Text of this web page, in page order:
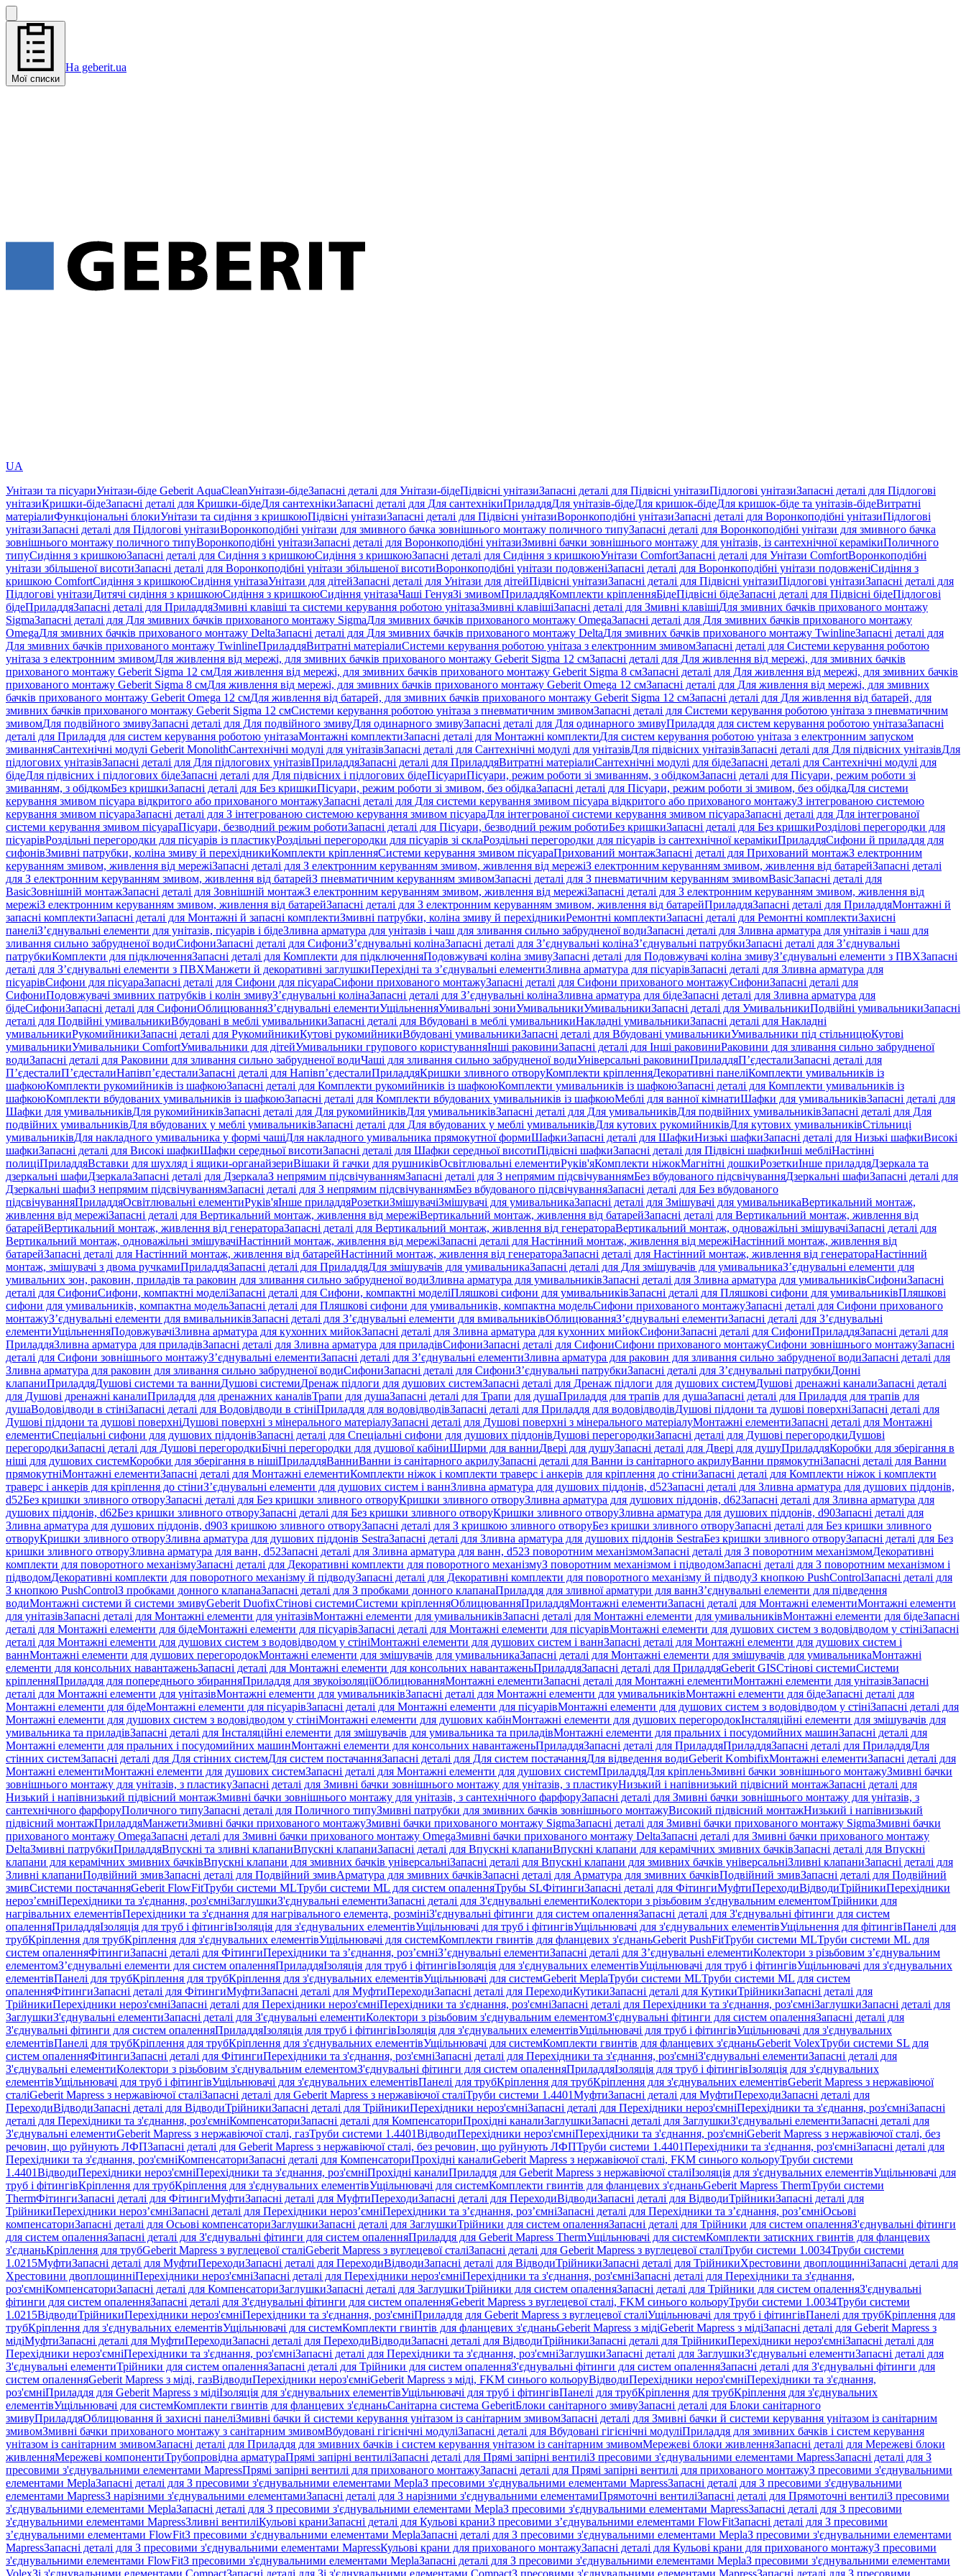
Мої списки
На geberit.ua
UA
Унітази та пісуариУнітази-біде Geberit AquaCleanУнітази-бідеЗапасні деталі для Унітази-бідеПідвісні унітазиЗапасні деталі для Підвісні унітазиПідлогові унітазиЗапасні деталі для Підлогові
унітазиКришки-бідеЗапасні деталі для Кришки-бідеДля сантехнікиЗапасні деталі для Для сантехнікиПриладдяДля унітазів-бідеДля кришок-бідеДля кришок-біде та унітазів-бідеВитратні
матеріалиФункціональні блокиУнітази та сидіння з кришкоюПідвісні унітазиЗапасні деталі для Підвісні унітазиВоронкоподібні унітазиЗапасні деталі для Воронкоподібні унітазиПідлогові
унітазиЗапасні деталі для Підлогові унітазиВоронкоподібні унітази для змивного бачка зовнішнього монтажу поличного типуЗапасні деталі для Воронкоподібні унітази для змивного бачка
зовнішнього монтажу поличного типуВоронкоподібні унітазиЗапасні деталі для Воронкоподібні унітазиЗмивні бачки зовнішнього монтажу для унітазів, із сантехнічної керамікиПоличного
типуСидіння з кришкоюЗапасні деталі для Сидіння з кришкоюСидіння з кришкоюЗапасні деталі для Сидіння з кришкоюУнітази ComfortЗапасні деталі для Унітази ComfortВоронкоподібні
унітази збільшеної висотиЗапасні деталі для Воронкоподібні унітази збільшеної висотиВоронкоподібні унітази подовженіЗапасні деталі для Воронкоподібні унітази подовженіСидіння з
кришкою ComfortСидіння з кришкоюСидіння унітазаУнітази для дітейЗапасні деталі для Унітази для дітейПідвісні унітазиЗапасні деталі для Підвісні унітазиПідлогові унітазиЗапасні деталі для
Підлогові унітазиДитячі сидіння з кришкоюСидіння з кришкоюСидіння унітазаЧаші ГенуяЗі змивомПриладдяКомплекти кріпленняБідеПідвісні бідеЗапасні деталі для Підвісні бідеПідлогові
бідеПриладдяЗапасні деталі для ПриладдяЗмивні клавіші та системи керування роботою унітазаЗмивні клавішіЗапасні деталі для Змивні клавішіДля змивних бачків прихованого монтажу
SigmaЗапасні деталі для Для змивних бачків прихованого монтажу SigmaДля змивних бачків прихованого монтажу OmegaЗапасні деталі для Для змивних бачків прихованого монтажу
OmegaДля змивних бачків прихованого монтажу DeltaЗапасні деталі для Для змивних бачків прихованого монтажу DeltaДля змивних бачків прихованого монтажу TwinlineЗапасні деталі для
Для змивних бачків прихованого монтажу TwinlineПриладдяВитратні матеріалиСистеми керування роботою унітаза з електронним змивомЗапасні деталі для Системи керування роботою
унітаза з електронним змивомДля живлення від мережі, для змивних бачків прихованого монтажу Geberit Sigma 12 смЗапасні деталі для Для живлення від мережі, для змивних бачків
прихованого монтажу Geberit Sigma 12 смДля живлення від мережі, для змивних бачків прихованого монтажу Geberit Sigma 8 смЗапасні деталі для Для живлення від мережі, для змивних бачків
прихованого монтажу Geberit Sigma 8 смДля живлення від мережі, для змивних бачків прихованого монтажу Geberit Omega 12 смЗапасні деталі для Для живлення від мережі, для змивних
бачків прихованого монтажу Geberit Omega 12 смДля живлення від батарей, для змивних бачків прихованого монтажу Geberit Sigma 12 смЗапасні деталі для Для живлення від батарей, для
змивних бачків прихованого монтажу Geberit Sigma 12 смСистеми керування роботою унітаза з пневматичним змивомЗапасні деталі для Системи керування роботою унітаза з пневматичним
змивомДля подвійного змивуЗапасні деталі для Для подвійного змивуДля одинарного змивуЗапасні деталі для Для одинарного змивуПриладдя для систем керування роботою унітазаЗапасні
деталі для Приладдя для систем керування роботою унітазаМонтажні комплектиЗапасні деталі для Монтажні комплектиДля систем керування роботою унітаза з електронним запуском
змиванняСантехнічні модулі Geberit MonolithСантехнічні модулі для унітазівЗапасні деталі для Сантехнічні модулі для унітазівДля підвісних унітазівЗапасні деталі для Для підвісних унітазівДля
підлогових унітазівЗапасні деталі для Для підлогових унітазівПриладдяЗапасні деталі для ПриладдяВитратні матеріалиСантехнічні модулі для бідеЗапасні деталі для Сантехнічні модулі для
бідеДля підвісних і підлогових бідеЗапасні деталі для Для підвісних і підлогових бідеПісуариПісуари, режим роботи зі змиванням, з обідкомЗапасні деталі для Пісуари, режим роботи зі
змиванням, з обідкомБез кришкиЗапасні деталі для Без кришкиПісуари, режим роботи зі змивом, без обідкаЗапасні деталі для Пісуари, режим роботи зі змивом, без обідкаДля системи
керування змивом пісуара відкритого або прихованого монтажуЗапасні деталі для Для системи керування змивом пісуара відкритого або прихованого монтажуЗ інтегрованою системою
керування змивом пісуараЗапасні деталі для З інтегрованою системою керування змивом пісуараДля інтегрованої системи керування змивом пісуараЗапасні деталі для Для інтегрованої
системи керування змивом пісуараПісуари, безводний режим роботиЗапасні деталі для Пісуари, безводний режим роботиБез кришкиЗапасні деталі для Без кришкиРозділові перегородки для
пісуарівРоздільні перегородки для пісуарів із пластикуРоздільні перегородки для пісуарів зі склаРоздільні перегородки для пісуарів із сантехнічної керамікиПриладдяСифони й приладдя для
сифонівЗмивні патрубки, коліна змиву й перехідникиКомплекти кріпленняСистеми керування змивом пісуараПрихований монтажЗапасні деталі для Прихований монтажЗ електронним
керуванням змивом, живлення від мережіЗапасні деталі для З електронним керуванням змивом, живлення від мережіЗ електронним керуванням змивом, живлення від батарейЗапасні деталі
для З електронним керуванням змивом, живлення від батарейЗ пневматичним керуванням змивомЗапасні деталі для З пневматичним керуванням змивомBasicЗапасні деталі для
BasicЗовнішній монтажЗапасні деталі для Зовнішній монтажЗ електронним керуванням змивом, живлення від мережіЗапасні деталі для З електронним керуванням змивом, живлення від
мережіЗ електронним керуванням змивом, живлення від батарейЗапасні деталі для З електронним керуванням змивом, живлення від батарейПриладдяЗапасні деталі для ПриладдяМонтажні й
запасні комплектиЗапасні деталі для Монтажні й запасні комплектиЗмивні патрубки, коліна змиву й перехідникиРемонтні комплектиЗапасні деталі для Ремонтні комплектиЗахисні
панеліЗ’єднувальні елементи для унітазів, пісуарів і бідеЗливна арматура для унітазів і чаш для зливання сильно забрудненої водиЗапасні деталі для Зливна арматура для унітазів і чаш для
зливання сильно забрудненої водиСифониЗапасні деталі для СифониЗ’єднувальні колінаЗапасні деталі для З’єднувальні колінаЗ’єднувальні патрубкиЗапасні деталі для З’єднувальні
патрубкиКомплекти для підключенняЗапасні деталі для Комплекти для підключенняПодовжувачі коліна змивуЗапасні деталі для Подовжувачі коліна змивуЗ’єднувальні елементи з ПВХЗапасні
деталі для З’єднувальні елементи з ПВХМанжети й декоративні заглушкиПерехідні та з’єднувальні елементиЗливна арматура для пісуарівЗапасні деталі для Зливна арматура для
пісуарівСифони для пісуараЗапасні деталі для Сифони для пісуараСифони прихованого монтажуЗапасні деталі для Сифони прихованого монтажуСифониЗапасні деталі для
СифониПодовжувачі змивних патрубків і колін змивуЗ’єднувальні колінаЗапасні деталі для З’єднувальні колінаЗливна арматура для бідеЗапасні деталі для Зливна арматура для
бідеСифониЗапасні деталі для СифониОблицюванняЗ’єднувальні елементиУщільненняУмивальні зониУмивальникиУмивальникиЗапасні деталі для УмивальникиПодвійні умивальникиЗапасні
деталі для Подвійні умивальникиВбудовані в меблі умивальникиЗапасні деталі для Вбудовані в меблі умивальникиНакладні умивальникиЗапасні деталі для Накладні
умивальникиРукомийникиЗапасні деталі для РукомийникиКутові рукомийникиВбудовані умивальникиЗапасні деталі для Вбудовані умивальникиУмивальники під стільницюКутові
умивальникиУмивальники ComfortУмивальники для дітейУмивальники групового користуванняІнші раковиниЗапасні деталі для Інші раковиниРаковини для зливання сильно забрудненої
водиЗапасні деталі для Раковини для зливання сильно забрудненої водиЧаші для зливання сильно забрудненої водиУніверсальні раковиниПриладдяП’єдесталиЗапасні деталі для
П’єдесталиП’єдесталиНапівп’єдесталиЗапасні деталі для Напівп’єдесталиПриладдяКришки зливного отворуКомплекти кріпленняДекоративні панеліКомплекти умивальників із
шафкоюКомплекти рукомийників із шафкоюЗапасні деталі для Комплекти рукомийників із шафкоюКомплекти умивальників із шафкоюЗапасні деталі для Комплекти умивальників із
шафкоюКомплекти вбудованих умивальників із шафкоюЗапасні деталі для Комплекти вбудованих умивальників із шафкоюМеблі для ванної кімнатиШафки для умивальниківЗапасні деталі для
Шафки для умивальниківДля рукомийниківЗапасні деталі для Для рукомийниківДля умивальниківЗапасні деталі для Для умивальниківДля подвійних умивальниківЗапасні деталі для Для
подвійних умивальниківДля вбудованих у меблі умивальниківЗапасні деталі для Для вбудованих у меблі умивальниківДля кутових рукомийниківДля кутових умивальниківСтільниці
умивальниківДля накладного умивальника у формі чашіДля накладного умивальника прямокутної формиШафкиЗапасні деталі для ШафкиНизькі шафкиЗапасні деталі для Низькі шафкиВисокі
шафкиЗапасні деталі для Високі шафкиШафки середньої висотиЗапасні деталі для Шафки середньої висотиПідвісні шафкиЗапасні деталі для Підвісні шафкиІнші мебліНастінні
полиціПриладдяВставки для шухляд і ящики-органайзериВішаки й гачки для рушниківОсвітлювальні елементиРуків'яКомплекти ніжокМагнітні дошкиРозеткиІнше приладдяДзеркала та
дзеркальні шафиДзеркалаЗапасні деталі для ДзеркалаЗ непрямим підсвічуваннямЗапасні деталі для З непрямим підсвічуваннямБез вбудованого підсвічуванняДзеркальні шафиЗапасні деталі для
Дзеркальні шафиЗ непрямим підсвічуваннямЗапасні деталі для З непрямим підсвічуваннямБез вбудованого підсвічуванняЗапасні деталі для Без вбудованого
підсвічуванняПриладдяОсвітлювальні елементиРуків'яІнше приладдяРозеткиЗмішувачіЗмішувачі для умивальникаЗапасні деталі для Змішувачі для умивальникаВертикальний монтаж,
живлення від мережіЗапасні деталі для Вертикальний монтаж, живлення від мережіВертикальний монтаж, живлення від батарейЗапасні деталі для Вертикальний монтаж, живлення від
батарейВертикальний монтаж, живлення від генератораЗапасні деталі для Вертикальний монтаж, живлення від генератораВертикальний монтаж, одноважільні змішувачіЗапасні деталі для
Вертикальний монтаж, одноважільні змішувачіНастінний монтаж, живлення від мережіЗапасні деталі для Настінний монтаж, живлення від мережіНастінний монтаж, живлення від
батарейЗапасні деталі для Настінний монтаж, живлення від батарейНастінний монтаж, живлення від генератораЗапасні деталі для Настінний монтаж, живлення від генератораНастінний
монтаж, змішувачі з двома ручкамиПриладдяЗапасні деталі для ПриладдяДля змішувачів для умивальникаЗапасні деталі для Для змішувачів для умивальникаЗ’єднувальні елементи для
умивальних зон, раковин, приладів та раковин для зливання сильно забрудненої водиЗливна арматура для умивальниківЗапасні деталі для Зливна арматура для умивальниківСифониЗапасні
деталі для СифониСифони, компактні моделіЗапасні деталі для Сифони, компактні моделіПляшкові сифони для умивальниківЗапасні деталі для Пляшкові сифони для умивальниківПляшкові
сифони для умивальників, компактна модельЗапасні деталі для Пляшкові сифони для умивальників, компактна модельСифони прихованого монтажуЗапасні деталі для Сифони прихованого
монтажуЗ’єднувальні елементи для вмивальниківЗапасні деталі для З’єднувальні елементи для вмивальниківОблицюванняЗ’єднувальні елементиЗапасні деталі для З’єднувальні
елементиУщільненняПодовжувачіЗливна арматура для кухонних мийокЗапасні деталі для Зливна арматура для кухонних мийокСифониЗапасні деталі для СифониПриладдяЗапасні деталі для
ПриладдяЗливна арматура для приладівЗапасні деталі для Зливна арматура для приладівСифониЗапасні деталі для СифониСифони прихованого монтажуСифони зовнішнього монтажуЗапасні
деталі для Сифони зовнішнього монтажуЗ’єднувальні елементиЗапасні деталі для З’єднувальні елементиЗливна арматура для раковин для зливання сильно забрудненої водиЗапасні деталі для
Зливна арматура для раковин для зливання сильно забрудненої водиСифониЗапасні деталі для СифониЗ’єднувальні патрубкиЗапасні деталі для З’єднувальні патрубкиДонні
клапаниПриладдяДушові системи та ванниДушові системиДренаж підлоги для душових системЗапасні деталі для Дренаж підлоги для душових системДушові дренажні каналиЗапасні деталі
для Душові дренажні каналиПриладдя для дренажних каналівТрапи для душаЗапасні деталі для Трапи для душаПриладдя для трапів для душаЗапасні деталі для Приладдя для трапів для
душаВодовідводи в стініЗапасні деталі для Водовідводи в стініПриладдя для водовідводівЗапасні деталі для Приладдя для водовідводівДушові піддони та душові поверхніЗапасні деталі для
Душові піддони та душові поверхніДушові поверхні з мінерального матеріалуЗапасні деталі для Душові поверхні з мінерального матеріалуМонтажні елементиЗапасні деталі для Монтажні
елементиСпеціальні сифони для душових піддонівЗапасні деталі для Спеціальні сифони для душових піддонівДушові перегородкиЗапасні деталі для Душові перегородкиДушові
перегородкиЗапасні деталі для Душові перегородкиБічні перегородки для душової кабіниШирми для ванниДвері для душуЗапасні деталі для Двері для душуПриладдяКоробки для зберігання в
ніші для душових системКоробки для зберігання в нішіПриладдяВанниВанни із санітарного акрилуЗапасні деталі для Ванни із санітарного акрилуВанни прямокутніЗапасні деталі для Ванни
прямокутніМонтажні елементиЗапасні деталі для Монтажні елементиКомплекти ніжок і комплекти траверс і анкерів для кріплення до стіниЗапасні деталі для Комплекти ніжок і комплекти
траверс і анкерів для кріплення до стіниЗ’єднувальні елементи для душових систем і ваннЗливна арматура для душових піддонів, d52Запасні деталі для Зливна арматура для душових піддонів,
d52Без кришки зливного отворуЗапасні деталі для Без кришки зливного отворуКришки зливного отворуЗливна арматура для душових піддонів, d62Запасні деталі для Зливна арматура для
душових піддонів, d62Без кришки зливного отворуЗапасні деталі для Без кришки зливного отворуКришки зливного отворуЗливна арматура для душових піддонів, d90Запасні деталі для
Зливна арматура для душових піддонів, d90З кришкою зливного отворуЗапасні деталі для З кришкою зливного отворуБез кришки зливного отворуЗапасні деталі для Без кришки зливного
отворуКришки зливного отворуЗливна арматура для душових піддонів SestraЗапасні деталі для Зливна арматура для душових піддонів SestraБез кришки зливного отворуЗапасні деталі для Без
кришки зливного отворуЗливна арматура для ванн, d52Запасні деталі для Зливна арматура для ванн, d52З поворотним механізмомЗапасні деталі для З поворотним механізмомДекоративні
комплекти для поворотного механізмуЗапасні деталі для Декоративні комплекти для поворотного механізмуЗ поворотним механізмом і підводомЗапасні деталі для З поворотним механізмом і
підводомДекоративні комплекти для поворотного механізму й підводуЗапасні деталі для Декоративні комплекти для поворотного механізму й підводуЗ кнопкою PushControlЗапасні деталі для
З кнопкою PushControlЗ пробками донного клапанаЗапасні деталі для З пробками донного клапанаПриладдя для зливної арматури для ваннЗ’єднувальні елементи для підведення
водиМонтажні системи й системи змивуGeberit DuofixСтінові системиСистеми кріпленняОблицюванняПриладдяМонтажні елементиЗапасні деталі для Монтажні елементиМонтажні елементи
для унітазівЗапасні деталі для Монтажні елементи для унітазівМонтажні елементи для умивальниківЗапасні деталі для Монтажні елементи для умивальниківМонтажні елементи для бідеЗапасні
деталі для Монтажні елементи для бідеМонтажні елементи для пісуарівЗапасні деталі для Монтажні елементи для пісуарівМонтажні елементи для душових систем з водовідводом у стініЗапасні
деталі для Монтажні елементи для душових систем з водовідводом у стініМонтажні елементи для душових систем і ваннЗапасні деталі для Монтажні елементи для душових систем і
ваннМонтажні елементи для душових перегородокМонтажні елементи для змішувачів для умивальникаЗапасні деталі для Монтажні елементи для змішувачів для умивальникаМонтажні
елементи для консольних навантаженьЗапасні деталі для Монтажні елементи для консольних навантаженьПриладдяЗапасні деталі для ПриладдяGeberit GISСтінові системиСистеми
кріпленняПриладдя для попереднього збиранняПриладдя для звукоізоляціїОблицюванняМонтажні елементиЗапасні деталі для Монтажні елементиМонтажні елементи для унітазівЗапасні
деталі для Монтажні елементи для унітазівМонтажні елементи для умивальниківЗапасні деталі для Монтажні елементи для умивальниківМонтажні елементи для бідеЗапасні деталі для
Монтажні елементи для бідеМонтажні елементи для пісуарівЗапасні деталі для Монтажні елементи для пісуарівМонтажні елементи для душових систем з водовідводом у стініЗапасні деталі для
Монтажні елементи для душових систем з водовідводом у стініМонтажні елементи для душових кабінМонтажні елементи для душових перегородокІнсталяційні елементи для змішувачів для
умивальника та приладівЗапасні деталі для Інсталяційні елементи для змішувачів для умивальника та приладівМонтажні елементи для пральних і посудомийних машинЗапасні деталі для
Монтажні елементи для пральних і посудомийних машинМонтажні елементи для консольних навантаженьПриладдяЗапасні деталі для ПриладдяПриладдяЗапасні деталі для ПриладдяДля
стінних системЗапасні деталі для Для стінних системДля систем постачанняЗапасні деталі для Для систем постачанняДля відведення водиGeberit KombifixМонтажні елементиЗапасні деталі для
Монтажні елементиМонтажні елементи для душових системЗапасні деталі для Монтажні елементи для душових системПриладдяДля кріпленьЗмивні бачки зовнішнього монтажуЗмивні бачки
зовнішнього монтажу для унітазів, з пластикуЗапасні деталі для Змивні бачки зовнішнього монтажу для унітазів, з пластикуНизький і напівнизький підвісний монтажЗапасні деталі для
Низький і напівнизький підвісний монтажЗмивні бачки зовнішнього монтажу для унітазів, з сантехнічного фарфоруЗапасні деталі для Змивні бачки зовнішнього монтажу для унітазів, з
сантехнічного фарфоруПоличного типуЗапасні деталі для Поличного типуЗмивні патрубки для змивних бачків зовнішнього монтажуВисокий підвісний монтажНизький і напівнизький
підвісний монтажПриладдяМанжетиЗмивні бачки прихованого монтажуЗмивні бачки прихованого монтажу SigmaЗапасні деталі для Змивні бачки прихованого монтажу SigmaЗмивні бачки
прихованого монтажу OmegaЗапасні деталі для Змивні бачки прихованого монтажу OmegaЗмивні бачки прихованого монтажу DeltaЗапасні деталі для Змивні бачки прихованого монтажу
DeltaЗмивні патрубкиПриладдяВпускні та зливні клапаниВпускні клапаниЗапасні деталі для Впускні клапаниВпускні клапани для керамічних змивних бачківЗапасні деталі для Впускні
клапани для керамічних змивних бачківВпускні клапани для змивних бачків універсальніЗапасні деталі для Впускні клапани для змивних бачків універсальніЗливні клапаниЗапасні деталі для
Зливні клапаниПодвійний змивЗапасні деталі для Подвійний змивАрматура для змивних бачкiвЗапасні деталі для Арматура для змивних бачкiвПодвійний змивЗапасні деталі для Подвійний
змивСистеми постачанняGeberit FlowFitТруби системи MLТруби системи ML для систем опаленняТрубы SLФітингиЗапасні деталі для ФітингиМуфтиПереходиВідводиТрійникиПерехідники
нероз’ємніПерехідники та з'єднання, роз'ємніЗаглушкиЗ'єднувальні елементиЗапасні деталі для З'єднувальні елементиКолектори з різьбовим з'єднувальним елементомТрійники для
нагрівальних елементівПерехідники та з'єднання для нагрівального елемента, розмініЗ'єднувальні фітинги для систем опаленняЗапасні деталі для З'єднувальні фітинги для систем
опаленняПриладдяІзоляція для труб і фітингівІзоляція для з'єднувальних елементівУщільнювачі для труб і фітингівУщільнювачі для з'єднувальних елементівУщільнення для фітингівПанелі для
трубКріплення для трубКріплення для з'єднувальних елементівУщільнювачі для системКомплекти гвинтів для фланцевих з'єднаньGeberit PushFitТруби системи MLТруби системи ML для
систем опаленняФітингиЗапасні деталі для ФітингиПерехідники та з’єднання, роз’ємніЗ’єднувальні елементиЗапасні деталі для З’єднувальні елементиКолектори з різьбовим з’єднувальним
елементомЗ’єднувальні елементи для систем опаленняПриладдяІзоляція для труб і фітингівІзоляція для з'єднувальних елементівУщільнювачі для труб і фітингівУщільнювачі для з'єднувальних
елементівПанелі для трубКріплення для трубКріплення для з'єднувальних елементівУщільнювачі для системGeberit MeplaТруби системи MLТруби системи ML для систем
опаленняФітингиЗапасні деталі для ФітингиМуфтиЗапасні деталі для МуфтиПереходиЗапасні деталі для ПереходиКутикиЗапасні деталі для КутикиТрійникиЗапасні деталі для
ТрійникиПерехідники нероз'ємніЗапасні деталі для Перехідники нероз'ємніПерехідники та з'єднання, роз'ємніЗапасні деталі для Перехідники та з'єднання, роз'ємніЗаглушкиЗапасні деталі для
ЗаглушкиЗ'єднувальні елементиЗапасні деталі для З'єднувальні елементиКолектори з різьбовим з'єднувальним елементомЗ'єднувальні фітинги для систем опаленняЗапасні деталі для
З'єднувальні фітинги для систем опаленняПриладдяІзоляція для труб і фітингівІзоляція для з'єднувальних елементівУщільнювачі для труб і фітингівУщільнювачі для з'єднувальних
елементівПанелі для трубКріплення для трубКріплення для з'єднувальних елементівУщільнювачі для системКомплекти гвинтів для фланцевих з'єднаньGeberit VolexТруби системи SL для
систем опаленняФітингиЗапасні деталі для ФітингиПерехідники та з'єднання, роз'ємніЗапасні деталі для Перехідники та з'єднання, роз'ємніЗ'єднувальні елементиЗапасні деталі для
З'єднувальні елементиКолектори з різьбовим з'єднувальним елементомЗ'єднувальні фітинги для систем опаленняПриладдяІзоляція для труб і фітингівІзоляція для з'єднувальних
елементівУщільнювачі для труб і фітингівУщільнювачі для з'єднувальних елементівПанелі для трубКріплення для трубКріплення для з'єднувальних елементівGeberit Mapress з нержавіючої
сталіGeberit Mapress з нержавіючої сталіЗапасні деталі для Geberit Mapress з нержавіючої сталіТруби системи 1.4401МуфтиЗапасні деталі для МуфтиПереходиЗапасні деталі для
ПереходиВідводиЗапасні деталі для ВідводиТрійникиЗапасні деталі для ТрійникиПерехідники нероз'ємніЗапасні деталі для Перехідники нероз'ємніПерехідники та з'єднання, роз'ємніЗапасні
деталі для Перехідники та з'єднання, роз'ємніКомпенсаториЗапасні деталі для КомпенсаториПрохідні каналиЗаглушкиЗапасні деталі для ЗаглушкиЗ'єднувальні елементиЗапасні деталі для
З'єднувальні елементиGeberit Mapress з нержавіючої сталі, газТруби системи 1.4401ВідводиПерехідники нероз'ємніПерехідники та з'єднання, роз'ємніGeberit Mapress з нержавіючої сталі, без
речовин, що руйнують ЛФПЗапасні деталі для Geberit Mapress з нержавіючої сталі, без речовин, що руйнують ЛФПТруби системи 1.4401Перехідники та з'єднання, роз'ємніЗапасні деталі для
Перехідники та з'єднання, роз'ємніКомпенсаториЗапасні деталі для КомпенсаториПрохідні каналиGeberit Mapress з нержавіючої сталі, FKM синього кольоруТруби системи
1.4401ВідводиПерехідники нероз'ємніПерехідники та з'єднання, роз'ємніПрохідні каналиПриладдя для Geberit Mapress з нержавіючої сталіІзоляція для з'єднувальних елементівУщільнювачі для
труб і фітингівКріплення для трубКріплення для з'єднувальних елементівУщільнювачі для системКомплекти гвинтів для фланцевих з'єднаньGeberit Mapress ThermТруби системи
ThermФітингиЗапасні деталі для ФітингиМуфтиЗапасні деталі для МуфтиПереходиЗапасні деталі для ПереходиВідводиЗапасні деталі для ВідводиТрійникиЗапасні деталі для
ТрійникиПерехідники нероз’ємніЗапасні деталі для Перехідники нероз’ємніПерехідники та з’єднання, роз’ємніЗапасні деталі для Перехідники та з’єднання, роз’ємніОсьові
компенсаториЗапасні деталі для Осьові компенсаториЗаглушкиЗапасні деталі для ЗаглушкиТрійники для систем опаленняЗапасні деталі для Трійники для систем опаленняЗ'єднувальні фітинги
для систем опаленняЗапасні деталі для З'єднувальні фітинги для систем опаленняПриладдя для Geberit Mapress ThermУщільнювачі для системКомплекти затискних гвинтів для фланцевих
з'єднаньКріплення для трубGeberit Mapress з вуглецевої сталіGeberit Mapress з вуглецевої сталіЗапасні деталі для Geberit Mapress з вуглецевої сталіТруби системи 1.0034Труби системи
1.0215МуфтиЗапасні деталі для МуфтиПереходиЗапасні деталі для ПереходиВідводиЗапасні деталі для ВідводиТрійникиЗапасні деталі для ТрійникиХрестовини двоплощинніЗапасні деталі для
Хрестовини двоплощинніПерехідники нероз'ємніЗапасні деталі для Перехідники нероз'ємніПерехідники та з'єднання, роз'ємніЗапасні деталі для Перехідники та з'єднання,
роз'ємніКомпенсаториЗапасні деталі для КомпенсаториЗаглушкиЗапасні деталі для ЗаглушкиТрійники для систем опаленняЗапасні деталі для Трійники для систем опаленняЗ'єднувальні
фітинги для систем опаленняЗапасні деталі для З'єднувальні фітинги для систем опаленняGeberit Mapress з вуглецевої сталі, FKM синього кольоруТруби системи 1.0034Труби системи
1.0215ВідводиТрійникиПерехідники нероз'ємніПерехідники та з'єднання, роз'ємніПриладдя для Geberit Mapress з вуглецевої сталіУщільнювачі для труб і фітингівПанелі для трубКріплення для
трубКріплення для з'єднувальних елементівУщільнювачі для системКомплекти гвинтів для фланцевих з'єднаньGeberit Mapress з мідіGeberit Mapress з мідіЗапасні деталі для Geberit Mapress з
мідіМуфтиЗапасні деталі для МуфтиПереходиЗапасні деталі для ПереходиВідводиЗапасні деталі для ВідводиТрійникиЗапасні деталі для ТрійникиПерехідники нероз'ємніЗапасні деталі для
Перехідники нероз'ємніПерехідники та з'єднання, роз'ємніЗапасні деталі для Перехідники та з'єднання, роз'ємніЗаглушкиЗапасні деталі для ЗаглушкиЗ'єднувальні елементиЗапасні деталі для
З'єднувальні елементиТрійники для систем опаленняЗапасні деталі для Трійники для систем опаленняЗ'єднувальні фітинги для систем опаленняЗапасні деталі для З'єднувальні фітинги для
систем опаленняGeberit Mapress з міді, газВідводиПерехідники нероз'ємніGeberit Mapress з міді, FKM синього кольоруВідводиПерехідники нероз'ємніПерехідники та з'єднання,
роз'ємніПриладдя для Geberit Mapress з мідіІзоляція для з'єднувальних елементівУщільнювачі для труб і фітингівПанелі для трубКріплення для трубКріплення для з'єднувальних
елементівУщільнювачі для системКомплекти гвинтів для фланцевих з'єднаньСанітарна система GeberitБлоки санітарного змивуЗапасні деталі для Блоки санітарного
змивуПриладдяОблицювання й захисні панеліЗмивні бачки й системи керування унітазом із санітарним змивомЗапасні деталі для Змивні бачки й системи керування унітазом із санітарним
змивомЗмивні бачки прихованого монтажу з санітарним змивомВбудовані гігієнічні модуліЗапасні деталі для Вбудовані гігієнічні модуліПриладдя для змивних бачків і систем керування
унітазом із санітарним змивомЗапасні деталі для Приладдя для змивних бачків і систем керування унітазом із санітарним змивомМережеві блоки живленняЗапасні деталі для Мережеві блоки
живленняМережеві компонентиТрубопровідна арматураПрямі запірні вентиліЗапасні деталі для Прямі запірні вентиліЗ пресовими з'єднувальними елементами MapressЗапасні деталі для З
пресовими з'єднувальними елементами MapressПрямі запірні вентилі для прихованого монтажуЗапасні деталі для Прямі запірні вентилі для прихованого монтажуЗ пресовими з'єднувальними
елементами MeplaЗапасні деталі для З пресовими з'єднувальними елементами MeplaЗ пресовими з'єднувальними елементами MapressЗапасні деталі для З пресовими з'єднувальними
елементами MapressЗ нарізними з'єднувальними елементамиЗапасні деталі для З нарізними з'єднувальними елементамиПрямоточні вентиліЗапасні деталі для Прямоточні вентиліЗ пресовими
з'єднувальними елементами MeplaЗапасні деталі для З пресовими з'єднувальними елементами MeplaЗ пресовими з'єднувальними елементами MapressЗапасні деталі для З пресовими
з'єднувальними елементами MapressЗливні вентиліКульові краниЗапасні деталі для Кульові краниЗ пресовими з’єднувальними елементами FlowFitЗапасні деталі для З пресовими
з’єднувальними елементами FlowFitЗ пресовими з'єднувальними елементами MeplaЗапасні деталі для З пресовими з'єднувальними елементами MeplaЗ пресовими з'єднувальними елементами
MapressЗапасні деталі для З пресовими з'єднувальними елементами MapressКульові крани для прихованого монтажуЗапасні деталі для Кульові крани для прихованого монтажуЗ пресовими
з'єднувальними елементами FlowFitЗ пресовими з'єднувальними елементами MeplaЗапасні деталі для З пресовими з'єднувальними елементами MeplaЗ пресовими з'єднувальними елементами
VolexЗі з'єднувальними елементами CompactЗапасні деталі для Зі з'єднувальними елементами CompactЗ пресовими з'єднувальними елементами MapressЗапасні деталі для З пресовими